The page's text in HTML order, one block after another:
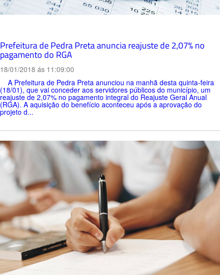
Prefeitura de Pedra Preta anuncia reajuste de 2,07% no
pagamento do RGA
18/01/2018 ás 11:09:00
A Prefeitura de Pedra Preta anunciou na manhã desta quinta-feira
(18/01), que vai conceder aos servidores públicos do município, um
reajuste de 2,07% no pagamento integral do Reajuste Geral Anual
(RGA). A aquisição do benefício aconteceu após a aprovação do
projeto d...